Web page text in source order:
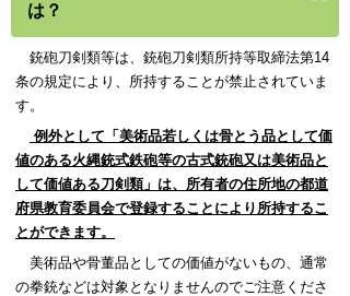
は？
銃砲刀剣類等は、銃砲刀剣類所持等取締法第14
条の規定により、所持することが禁止されていま
す。
例外として「美術品若しくは骨とう品として価
値のある火縄銃式鉄砲等の古式銃砲又は美術品と
して価値ある刀剣類」は、所有者の住所地の都道
府県教育委員会で登録することにより所持するこ
とができます。
美術品や骨董品としての価値がないもの、通常
の拳銃などは対象となりませんのでご注意くださ